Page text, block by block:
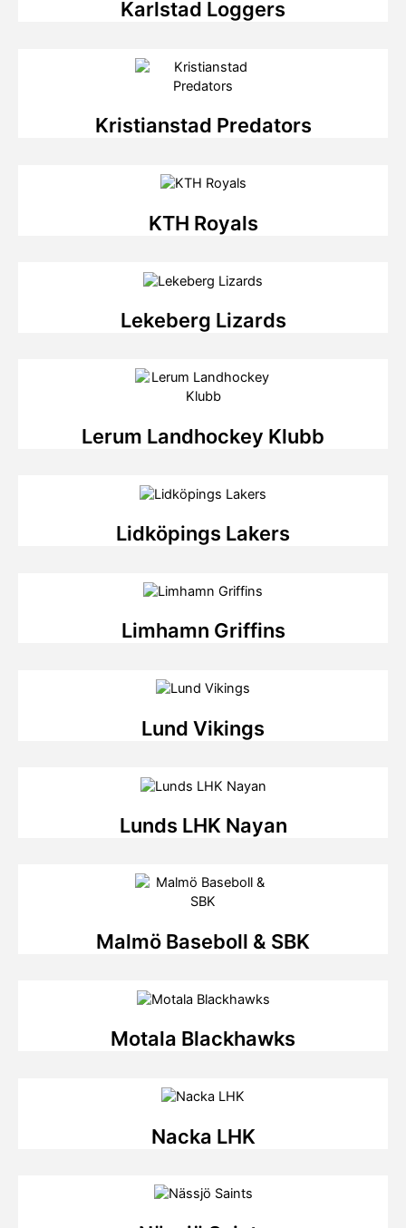
Karlstad Loggers
Kristianstad Predators
KTH Royals
Lekeberg Lizards
Lerum Landhockey Klubb
Lidköpings Lakers
Limhamn Griffins
Lund Vikings
Lunds LHK Nayan
Malmö Baseboll & SBK
Motala Blackhawks
Nacka LHK